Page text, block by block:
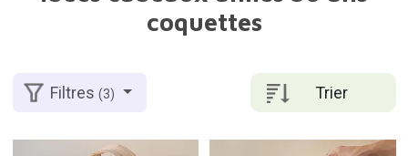
coquettes
Trier
Filtres(3)